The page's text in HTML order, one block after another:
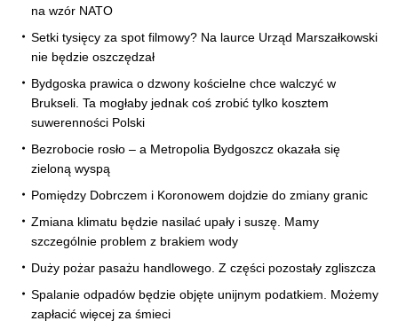
na wzór NATO
Setki tysięcy za spot filmowy? Na laurce Urząd Marszałkowski
nie będzie oszczędzał
Bydgoska prawica o dzwony kościelne chce walczyć w
Brukseli. Ta mogłaby jednak coś zrobić tylko kosztem
suwerenności Polski
Bezrobocie rosło – a Metropolia Bydgoszcz okazała się
zieloną wyspą
Pomiędzy Dobrczem i Koronowem dojdzie do zmiany granic
Zmiana klimatu będzie nasilać upały i suszę. Mamy
szczególnie problem z brakiem wody
Duży pożar pasażu handlowego. Z części pozostały zgliszcza
Spalanie odpadów będzie objęte unijnym podatkiem. Możemy
zapłacić więcej za śmieci